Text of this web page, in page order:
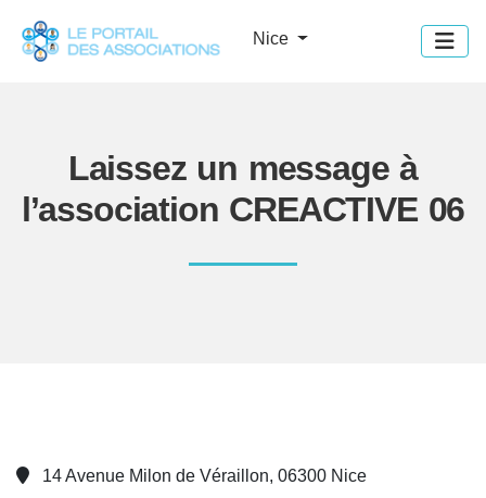
Nice
Laissez un message à
l’association CREACTIVE 06
14 Avenue Milon de Véraillon, 06300 Nice